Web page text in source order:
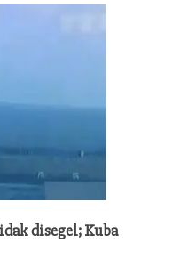
disegel; Kuba